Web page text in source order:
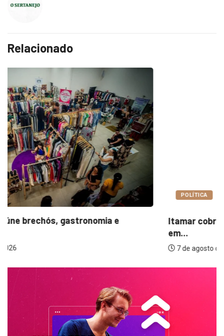
Relacionado
POLÍTICA
Itamar cobra prazo para melhorias estruturais